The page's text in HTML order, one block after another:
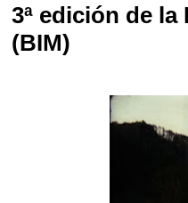
3ª edición de
(BIM)